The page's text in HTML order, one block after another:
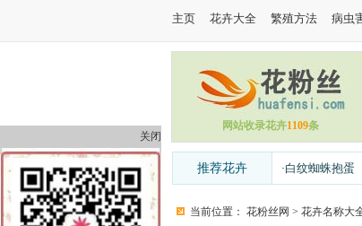
主页 花卉大全 繁殖方法 病虫
网站收录花卉1109条
推荐花卉 ·白纹蜘蛛抱蛋
当前位置： 花粉丝网 > 花卉名称大
关闭